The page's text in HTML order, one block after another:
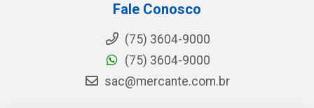
Fale Conosco
(75) 3604-9000
(75) 3604-9000
sac@mercante.com.br